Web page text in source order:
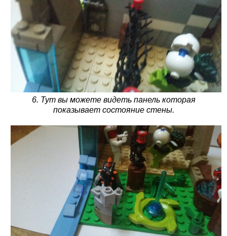
6. Тут вы можете видеть панель которая
показывает состояние стены.